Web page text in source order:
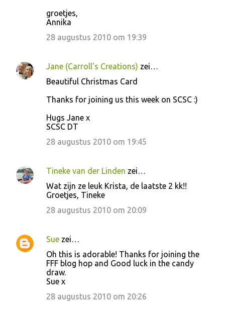
e
groetjes,
Annika
28 augustus 2010 om 19:39
Jane (Carroll's Creations) zei…
Beautiful Christmas Card
Thanks for joining us this week on SCSC :)
Hugs Jane x
SCSC DT
28 augustus 2010 om 19:45
Tineke van der Linden zei…
Wat zijn ze leuk Krista, de laatste 2 kk!!
Groetjes, Tineke
28 augustus 2010 om 20:09
Sue zei…
Oh this is adorable! Thanks for joining the
FFF blog hop and Good luck in the candy
draw.
Sue x
28 augustus 2010 om 20:26